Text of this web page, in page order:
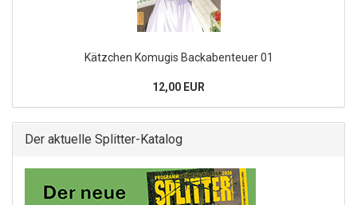
Kätzchen Komugis Backabenteuer 01
12,00 EUR
Der aktuelle Splitter-Katalog